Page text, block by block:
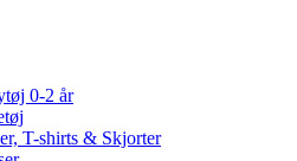
0-2 år
T-shirts & Skjorter